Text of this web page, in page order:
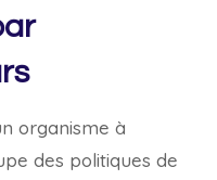
organisme à
des politiques de